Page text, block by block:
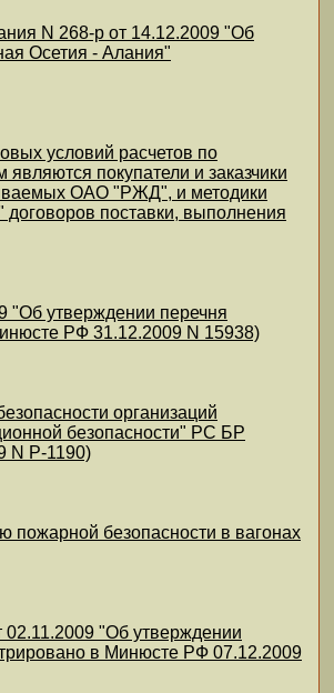
N 268-р от 14.12.2009 "Об
Осетия - Алания"
условий расчетов по
покупатели и заказчики
ОАО "РЖД", и методики
поставки, выполнения
"Об утверждении перечня
РФ 31.12.2009 N 15938)
организаций
безопасности" РС БР
N Р-1190)
безопасности в вагонах
"Об утверждении
в Минюсте РФ 07.12.2009